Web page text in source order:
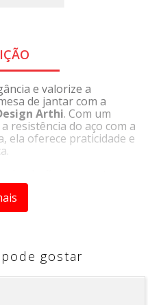
e valorize a
de jantar com a
Arthi. Com um
resistência do aço com a
ela oferece praticidade e
e sempre ao
a fruteira se destaca
complementa
qualidade, possui
qualquer ambiente.
gostar